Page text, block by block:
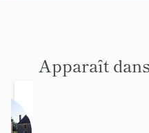
Apparaît